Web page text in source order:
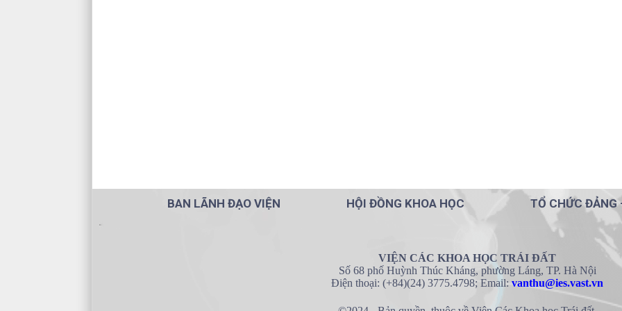
BAN LÃNH ĐẠO VIỆN HỘI ĐỒNG KHOA HỌC TỔ CHỨC ĐẢNG
VIỆN CÁC KHOA HỌC TRÁI ĐẤT
Số 68 phố Huỳnh Thúc Kháng, phường Láng, TP. Hà Nội
Điện thoại: (+84)(24) 3775.4798; Email: vanthu@ies.vast.vn